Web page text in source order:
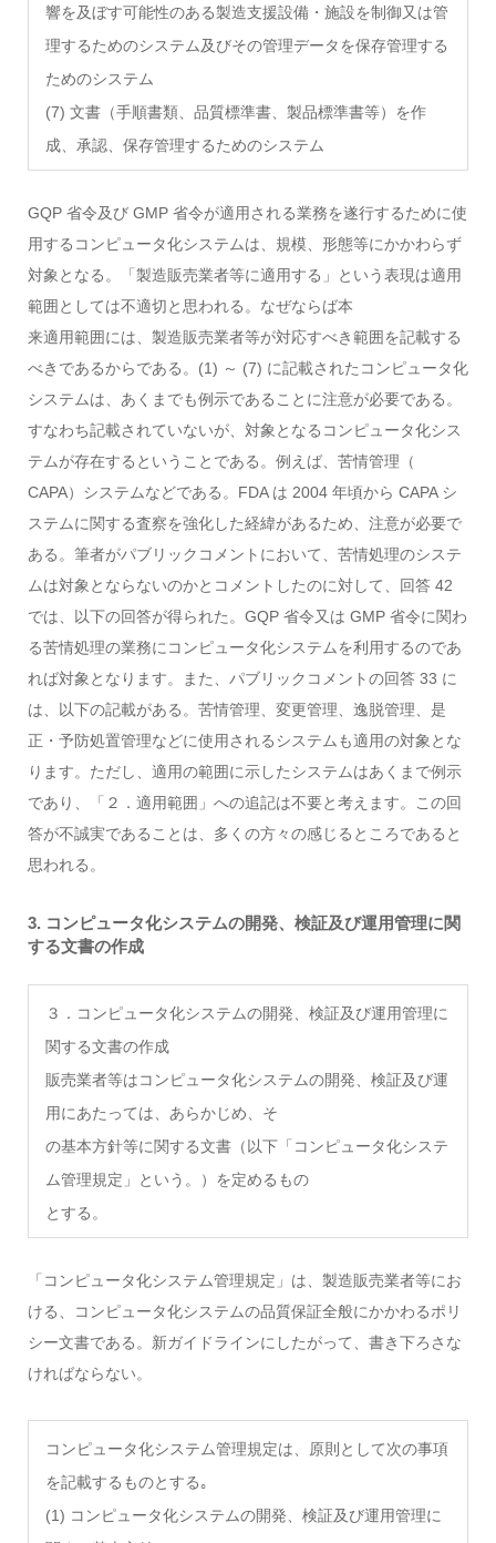
響を及ぼす可能性のある製造支援設備・施設を制御又は管
理するためのシステム及びその管理データを保存管理する
ためのシステム
(7) 文書（手順書類、品質標準書、製品標準書等）を作
成、承認、保存管理するためのシステム
GQP 省令及び GMP 省令が適用される業務を遂行するために使
用するコンピュータ化システムは、規模、形態等にかかわらず
対象となる。「製造販売業者等に適用する」という表現は適用
範囲としては不適切と思われる。なぜならば本
来適用範囲には、製造販売業者等が対応すべき範囲を記載する
べきであるからである。(1) ～ (7) に記載されたコンピュータ化
システムは、あくまでも例示であることに注意が必要である。
すなわち記載されていないが、対象となるコンピュータ化シス
テムが存在するということである。例えば、苦情管理（
CAPA）システムなどである。FDA は 2004 年頃から CAPA シ
ステムに関する査察を強化した経緯があるため、注意が必要で
ある。筆者がパブリックコメントにおいて、苦情処理のシステ
ムは対象とならないのかとコメントしたのに対して、回答 42
では、以下の回答が得られた。GQP 省令又は GMP 省令に関わ
る苦情処理の業務にコンピュータ化システムを利用するのであ
れば対象となります。また、パブリックコメントの回答 33 に
は、以下の記載がある。苦情管理、変更管理、逸脱管理、是
正・予防処置管理などに使用されるシステムも適用の対象とな
ります。ただし、適用の範囲に示したシステムはあくまで例示
であり、「２．適用範囲」への追記は不要と考えます。この回
答が不誠実であることは、多くの方々の感じるところであると
思われる。
3. コンピュータ化システムの開発、検証及び運用管理に関
する文書の作成
３．コンピュータ化システムの開発、検証及び運用管理に
関する文書の作成
販売業者等はコンピュータ化システムの開発、検証及び運
用にあたっては、あらかじめ、そ
の基本方針等に関する文書（以下「コンピュータ化システ
ム管理規定」という。）を定めるもの
とする。
「コンピュータ化システム管理規定」は、製造販売業者等にお
ける、コンピュータ化システムの品質保証全般にかかわるポリ
シー文書である。新ガイドラインにしたがって、書き下ろさな
ければならない。
コンピュータ化システム管理規定は、原則として次の事項
を記載するものとする｡
(1) コンピュータ化システムの開発、検証及び運用管理に